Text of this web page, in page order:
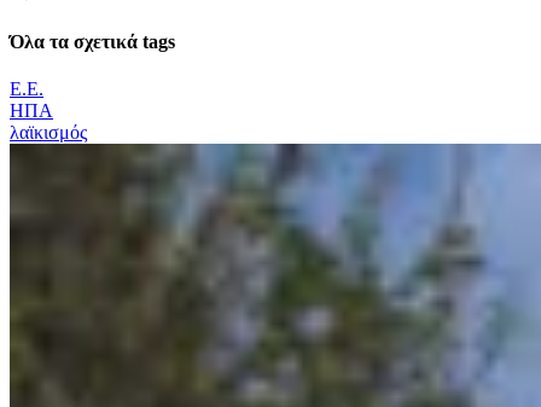
Όλα τα σχετικά tags
Ε.Ε.
ΗΠΑ
λαϊκισμός